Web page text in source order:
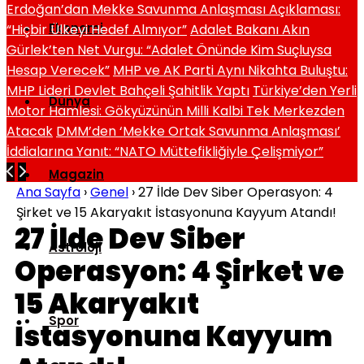
Ekonomi
Dünya
Magazin
Astroloji
Spor
Erdoğan’dan Mekke Savunma Anlaşması Açıklaması:
“Hiçbir Ülkeyi Hedef Almıyor”Adalet Bakanı Akın
Gürlek’ten Net Vurgu: “Adalet Önünde Kim Suçluysa
Hesap Verecek” MHP ve AK Parti Aynı Nikahta Buluştu:
MHP Lideri Devlet Bahçeli Şahitlik Yaptı Türkiye’den Yerli
Motor Hamlesi: Gökyüzünün Milli Kalbi Tek Merkezden
Atacak DMM’den ‘Mekke Ortak Savunma Anlaşması’
İddialarına Yanıt: “NATO Müttefikliğiyle Çelişmiyor”
Ana Sayfa ›Genel ›27 İlde Dev Siber Operasyon: 4
Şirket ve 15 Akaryakıt İstasyonuna Kayyum Atandı!
27 İlde Dev Siber
Operasyon: 4 Şirket ve
15 Akaryakıt
İstasyonuna Kayyum